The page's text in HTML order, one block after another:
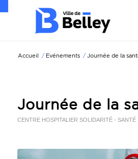
Accueil / Evénements / Journée de la
Journée de la
CENTRE HOSPITALIER SOLIDARITÉ -